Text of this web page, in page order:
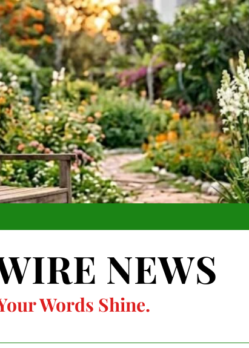
NEWS
Words Shine.